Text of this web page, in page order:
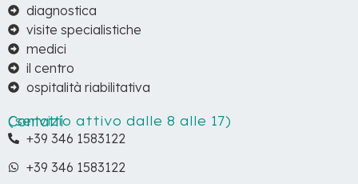
diagnostica
visite specialistiche
medici
il centro
ospitalità riabilitativa
Contatti
(servizio attivo dalle 8 alle 17)
+39 346 1583122
+39 346 1583122